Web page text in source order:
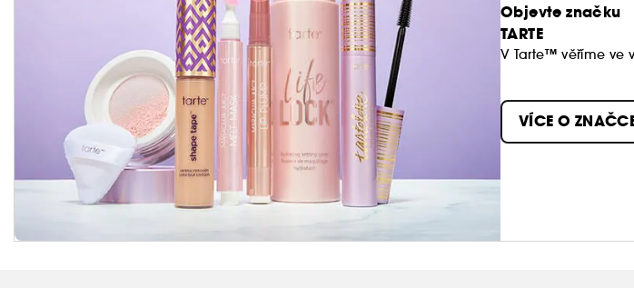
Objevte značku
TARTE
V Tarte™ věříme ve
VÍCE O